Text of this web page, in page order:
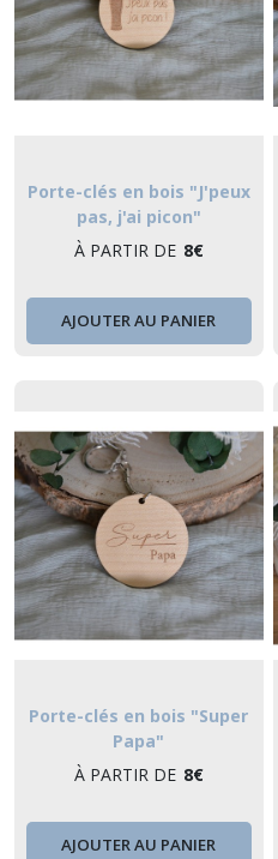
Porte-clés en bois "J'peux
pas, j'ai picon"
À PARTIR DE 8€
AJOUTER AU PANIER
Porte-clés en bois "Super
Papa"
À PARTIR DE 8€
AJOUTER AU PANIER